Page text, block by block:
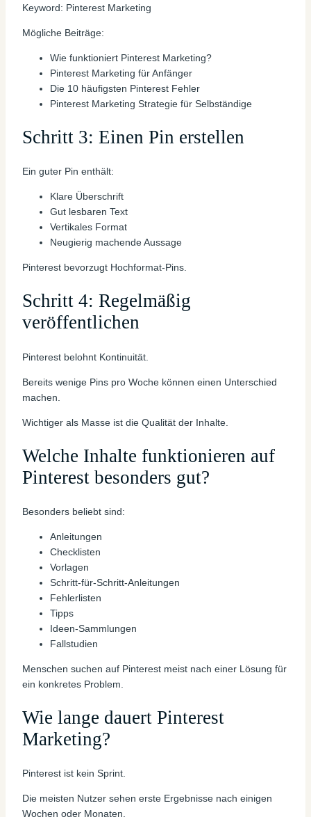
Keyword: Pinterest Marketing
Mögliche Beiträge:
Wie funktioniert Pinterest Marketing?
Pinterest Marketing für Anfänger
Die 10 häufigsten Pinterest Fehler
Pinterest Marketing Strategie für Selbständige
Schritt 3: Einen Pin erstellen
Ein guter Pin enthält:
Klare Überschrift
Gut lesbaren Text
Vertikales Format
Neugierig machende Aussage
Pinterest bevorzugt Hochformat-Pins.
Schritt 4: Regelmäßig
veröffentlichen
Pinterest belohnt Kontinuität.
Bereits wenige Pins pro Woche können einen Unterschied
machen.
Wichtiger als Masse ist die Qualität der Inhalte.
Welche Inhalte funktionieren auf
Pinterest besonders gut?
Besonders beliebt sind:
Anleitungen
Checklisten
Vorlagen
Schritt-für-Schritt-Anleitungen
Fehlerlisten
Tipps
Ideen-Sammlungen
Fallstudien
Menschen suchen auf Pinterest meist nach einer Lösung für
ein konkretes Problem.
Wie lange dauert Pinterest
Marketing?
Pinterest ist kein Sprint.
Die meisten Nutzer sehen erste Ergebnisse nach einigen
Wochen oder Monaten.